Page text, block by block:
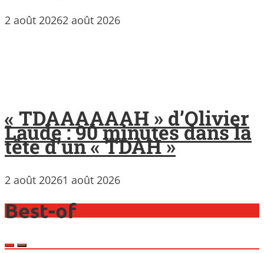
2 août 20262 août 2026
« TDAAAAAAH » d’Olivier
Laude : 90 minutes dans la
tête d’un « TDAH »
2 août 20261 août 2026
Best-of